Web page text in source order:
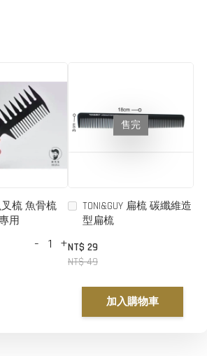
梳 魚骨梳
用
- +
售完
TONI&GUY 扁梳 碳纖維造
型扁梳
NT$ 29
NT$ 49
加入購物車